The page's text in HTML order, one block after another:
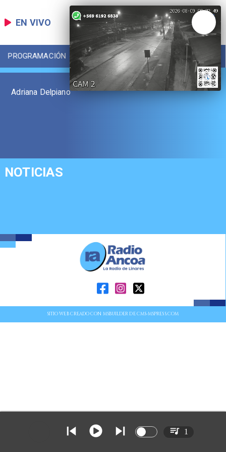
EN VIVO
PROGRAMACIÓN LOCAL DEPORTES
Adriana Delpiano
NOTICIAS
SITIO WEB CREADO CON MSBUILDER DE CMS-MSPRESS.COM
1